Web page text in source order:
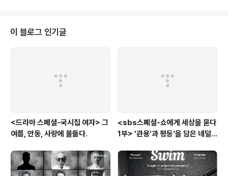
를 되뇌인다. 연쇄 살인 사건으로 소환된 하얀 밤 마을 사건
낮과 밤이란 상징적인 문구가 결국 드러낸 건 지킬 박사와
이 블로그 인기글
<드라마 스페셜-국시집 여자> 그
여름, 안동, 사랑에 물들다.
<sbs스폐셜-쇼에게 세상을 묻다
1부> '관용'과 평등'을 담은 네덜